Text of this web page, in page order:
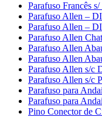
Parafuso Francês s/
Parafuso Allen –
Parafuso Allen –
Parafuso Allen
Parafuso Allen
Parafuso Allen
Parafuso Allen s/c
Parafuso Allen s/c
Parafuso para
Parafuso para
Pino Conector de